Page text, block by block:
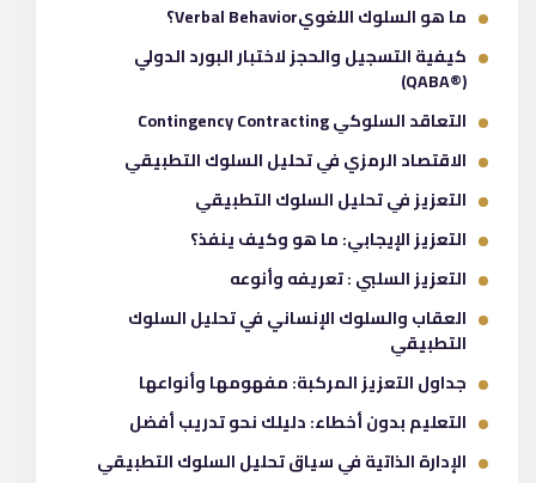
ما هو السلوك اللغويVerbal Behavior؟
كيفية التسجيل والحجز لاختبار البورد الدولي
(®QABA)
التعاقد السلوكي Contingency Contracting
الاقتصاد الرمزي في تحليل السلوك التطبيقي
التعزيز في تحليل السلوك التطبيقي
التعزيز الإيجابي: ما هو وكيف ينفذ؟
التعزيز السلبي : تعريفه وأنوعه
العقاب والسلوك الإنساني في تحليل السلوك
التطبيقي
جداول التعزيز المركبة: مفهومها وأنواعها
التعليم بدون أخطاء: دليلك نحو تدريب أفضل
الإدارة الذاتية في سياق تحليل السلوك التطبيقي